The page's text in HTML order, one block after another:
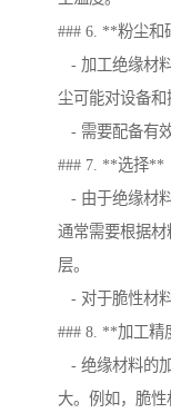
### 6. **粉尘和
- 加工绝缘材
尘可能对设备和
- 需要配备有
### 7. **选择**
- 由于绝缘材
通常需要根据
层。
- 对于脆性材
### 8. **加工精
- 绝缘材料的
大。例如，脆